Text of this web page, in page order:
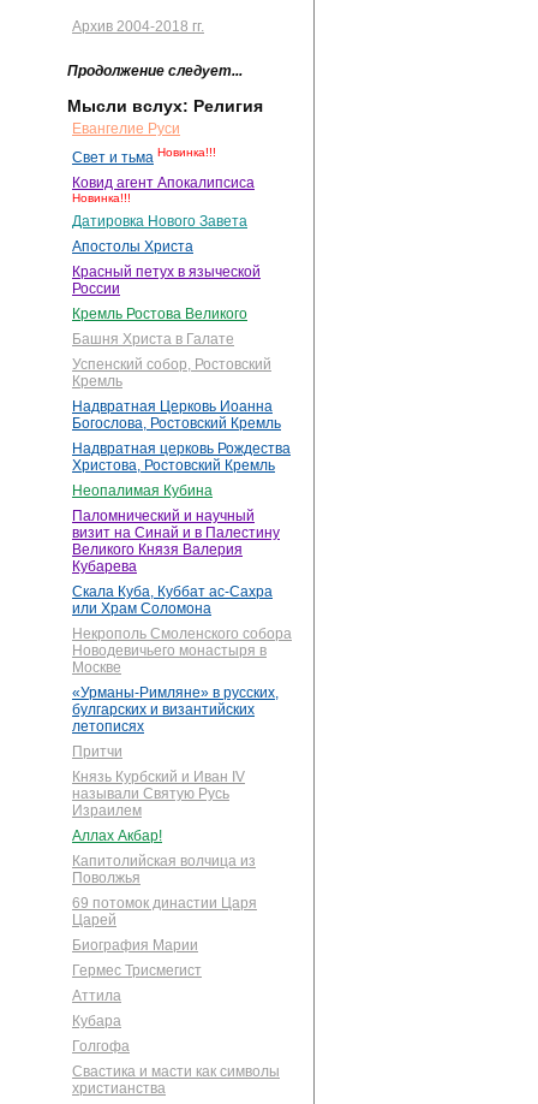
Архив 2004-2018 гг.
Продолжение следует...
Мысли вслух: Религия
Евангелие Руси
Свет и тьма Новинка!!!
Ковид агент Апокалипсиса
Новинка!!!
Датировка Нового Завета
Апостолы Христа
Красный петух в языческой
России
Кремль Ростова Великого
Башня Христа в Галате
Успенский собор, Ростовский
Кремль
Надвратная Церковь Иоанна
Богослова, Ростовский Кремль
Надвратная церковь Рождества
Христова, Ростовский Кремль
Неопалимая Кубина
Паломнический и научный
визит на Синай и в Палестину
Великого Князя Валерия
Кубарева
Скала Куба, Куббат ас-Сахра
или Храм Соломона
Некрополь Смоленского собора
Новодевичьего монастыря в
Москве
«Урманы-Римляне» в русских,
булгарских и византийских
летописях
Притчи
Князь Курбский и Иван IV
называли Святую Русь
Израилем
Аллах Акбар!
Капитолийская волчица из
Поволжья
69 потомок династии Царя
Царей
Биография Марии
Гермес Трисмегист
Аттила
Кубара
Голгофа
Свастика и масти как символы
христианства